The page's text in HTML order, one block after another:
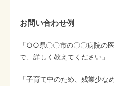
お問い合わせ例
「○○県〇〇市の〇〇病院の
で、詳しく教えてください」
「子育て中のため、残業少な